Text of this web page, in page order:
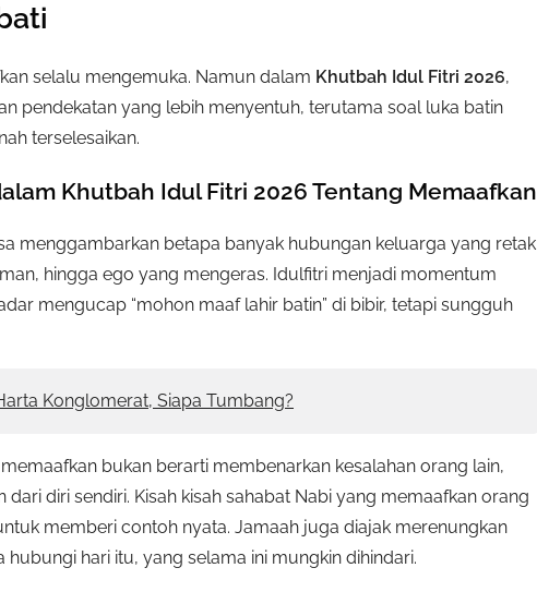
selalu mengemuka. Namun dalam Khutbah Idul Fitri 2026,
pendekatan yang lebih menyentuh, terutama soal luka batin
terselesaikan.
Khutbah Idul Fitri 2026 Tentang Memaafkan
menggambarkan betapa banyak hubungan keluarga yang retak
hingga ego yang mengeras. Idulfitri menjadi momentum
mengucap “mohon maaf lahir batin” di bibir, tetapi sungguh
Konglomerat, Siapa Tumbang?
bukan berarti membenarkan kesalahan orang lain,
diri sendiri. Kisah kisah sahabat Nabi yang memaafkan orang
memberi contoh nyata. Jamaah juga diajak merenungkan
hari itu, yang selama ini mungkin dihindari.